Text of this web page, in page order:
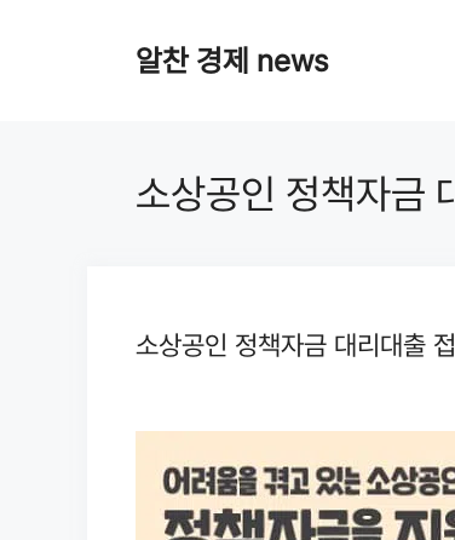
알찬 경제 news
소상공인 정책자금
소상공인 정책자금 대리대출